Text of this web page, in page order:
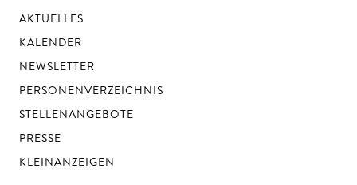
AKTUELLES
KALENDER
NEWSLETTER
PERSONENVERZEICHNIS
STELLENANGEBOTE
PRESSE
KLEINANZEIGEN